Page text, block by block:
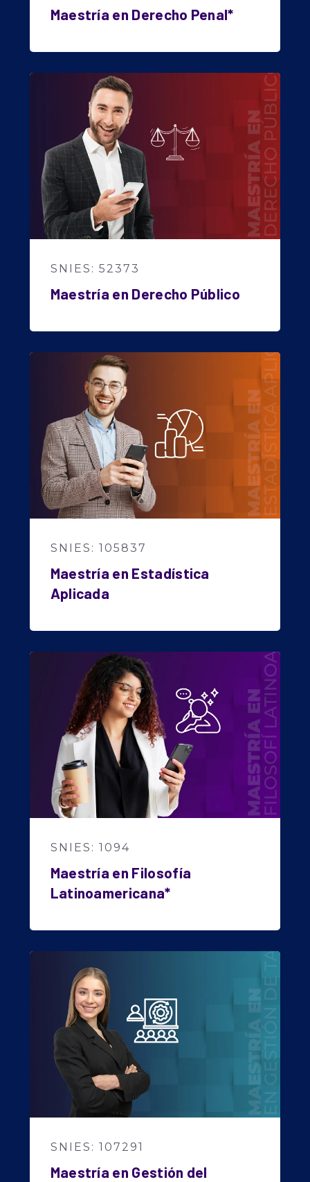
Maestría en Derecho Penal*
SNIES: 52373
Maestría en Derecho Público
SNIES: 105837
Maestría en Estadística
Aplicada
SNIES: 1094
Maestría en Filosofía
Latinoamericana*
SNIES: 107291
Maestría en Gestión del